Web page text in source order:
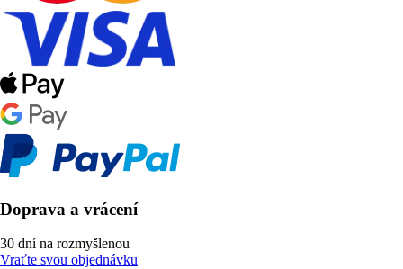
Doprava a vrácení
30 dní na rozmyšlenou
Vraťte svou objednávku